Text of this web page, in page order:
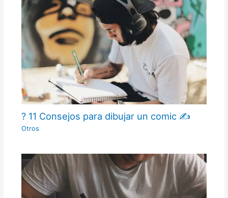
? 11 Consejos para dibujar un comic ✍
Otros